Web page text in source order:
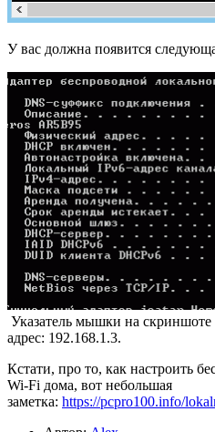
У вас должна появится
Указатель мышки на
адрес: 192.168.1.3.
Кстати, про то, как настроить
Wi-Fi дома, вот небольшая
заметка: https://pcpro100.info/